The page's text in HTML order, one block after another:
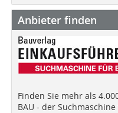
Anbieter finden
Finden Sie mehr als
BAU - der